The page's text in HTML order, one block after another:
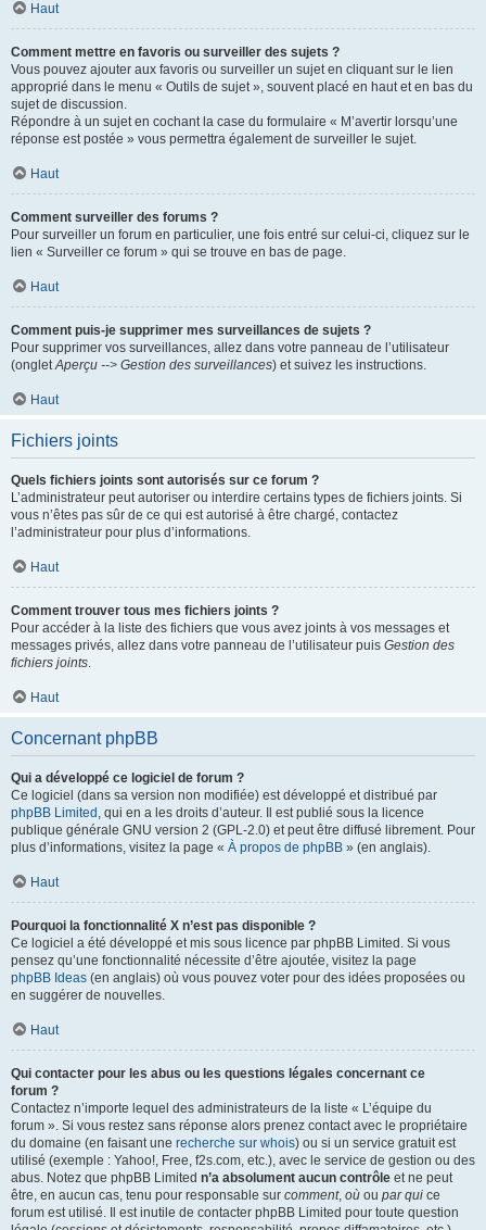
Haut
Comment mettre en favoris ou surveiller des sujets ?
Vous pouvez ajouter aux favoris ou surveiller un sujet en cliquant sur le lien
approprié dans le menu « Outils de sujet », souvent placé en haut et en bas du
sujet de discussion.
Répondre à un sujet en cochant la case du formulaire « M’avertir lorsqu’une
réponse est postée » vous permettra également de surveiller le sujet.
Haut
Comment surveiller des forums ?
Pour surveiller un forum en particulier, une fois entré sur celui-ci, cliquez sur le
lien « Surveiller ce forum » qui se trouve en bas de page.
Haut
Comment puis-je supprimer mes surveillances de sujets ?
Pour supprimer vos surveillances, allez dans votre panneau de l’utilisateur
(ongletAperçu --> Gestion des surveillances) et suivez les instructions.
Haut
Fichiers joints
Quels fichiers joints sont autorisés sur ce forum ?
L’administrateur peut autoriser ou interdire certains types de fichiers joints. Si
vous n’êtes pas sûr de ce qui est autorisé à être chargé, contactez
l’administrateur pour plus d’informations.
Haut
Comment trouver tous mes fichiers joints ?
Pour accéder à la liste des fichiers que vous avez joints à vos messages et
messages privés, allez dans votre panneau de l’utilisateur puis Gestion des
fichiers joints.
Haut
Concernant phpBB
Qui a développé ce logiciel de forum ?
Ce logiciel (dans sa version non modifiée) est développé et distribué par
phpBB Limited , qui en a les droits d’auteur. Il est publié sous la licence
publique générale GNU version 2 (GPL-2.0) et peut être diffusé librement. Pour
plus d’informations, visitez la page « À propos de phpBB » (en anglais).
Haut
Pourquoi la fonctionnalité X n’est pas disponible ?
Ce logiciel a été développé et mis sous licence par phpBB Limited. Si vous
pensez qu’une fonctionnalité nécessite d’être ajoutée, visitez la page
phpBB Ideas (en anglais) où vous pouvez voter pour des idées proposées ou
en suggérer de nouvelles.
Haut
Qui contacter pour les abus ou les questions légales concernant ce
forum ?
Contactez n’importe lequel des administrateurs de la liste « L’équipe du
forum ». Si vous restez sans réponse alors prenez contact avec le propriétaire
du domaine (en faisant une recherche sur whois) ou si un service gratuit est
utilisé (exemple : Yahoo!, Free, f2s.com, etc.), avec le service de gestion ou des
abus. Notez que phpBB Limited n’a absolument aucun contrôle et ne peut
être, en aucun cas, tenu pour responsable sur comment, où ou par qui ce
forum est utilisé. Il est inutile de contacter phpBB Limited pour toute question